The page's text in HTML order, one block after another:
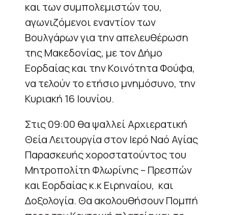
και των συμπολεμιστών του,
αγωνιζόμενοι εναντίον των
Βουλγάρων για την απελευθέρωση
της Μακεδονίας, με τον Δήμο
Εορδαίας και την Κοινότητα Φούφα,
να τελούν το ετήσιο μνημόσυνο, την
Κυριακή 16 Ιουνίου.
Στις 09:00 θα ψαλλεί Αρχιερατική
Θεία Λειτουργία στον Ιερό Ναό Αγίας
Παρασκευής χοροστατούντος του
Μητροπολίτη Φλωρίνης – Πρεσπών
και Εορδαίας κ.κ Ειρηναίου, και
Δοξολογία. Θα ακολουθήσουν Πομπή